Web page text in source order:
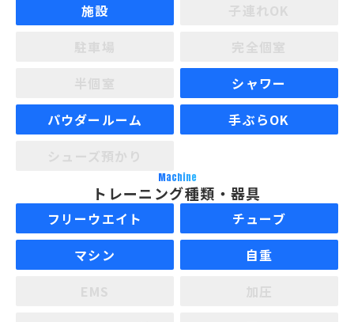
施設
シャワー
パウダールーム
手ぶらOK
Machine
トレーニング種類・器具
フリーウエイト
チューブ
マシン
自重